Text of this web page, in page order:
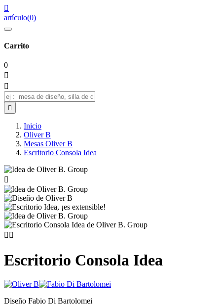

artículo(0)
Carrito
0



Inicio
Oliver B
Mesas Oliver B
Escritorio Consola Idea

 
Escritorio Consola Idea
Diseño Fabio Di Bartolomei